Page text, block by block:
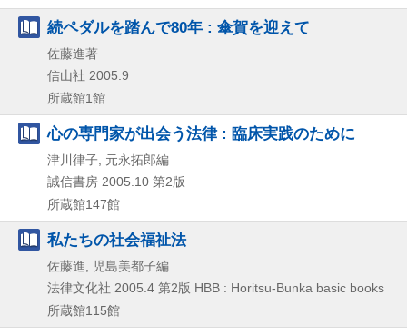
続ペダルを踏んで80年 : 傘賀を迎えて
佐藤進著
信山社 2005.9
所蔵館1館
心の専門家が出会う法律 : 臨床実践のために
津川律子, 元永拓郎編
誠信書房 2005.10 第2版
所蔵館147館
私たちの社会福祉法
佐藤進, 児島美都子編
法律文化社 2005.4 第2版 HBB : Horitsu-Bunka basic books
所蔵館115館